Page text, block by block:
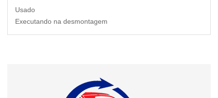
Usado
Executando na desmontagem